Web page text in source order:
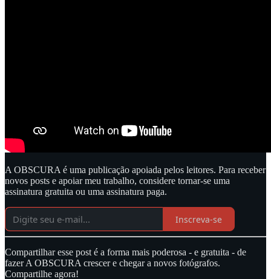
A OBSCURA é uma publicação apoiada pelos leitores. Para receber
novos posts e apoiar meu trabalho, considere tornar-se uma
assinatura gratuita ou uma assinatura paga.
Inscreva-se
Compartilhar esse post é a forma mais poderosa - e gratuita - de
fazer A OBSCURA crescer e chegar a novos fotógrafos.
Compartilhe agora!